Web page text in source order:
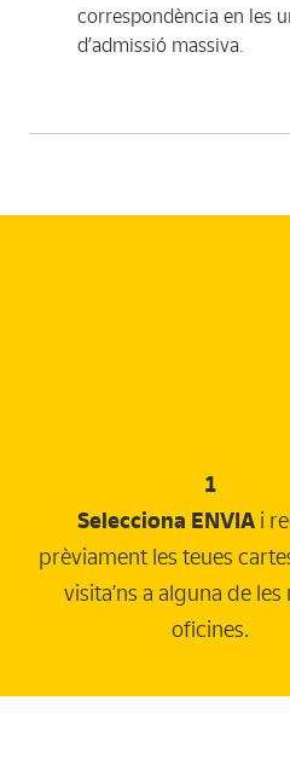
correspondència en les
d’admissió massiva.
1
Selecciona ENVIA i
prèviament les teues
visita’ns a alguna de les
oficines.